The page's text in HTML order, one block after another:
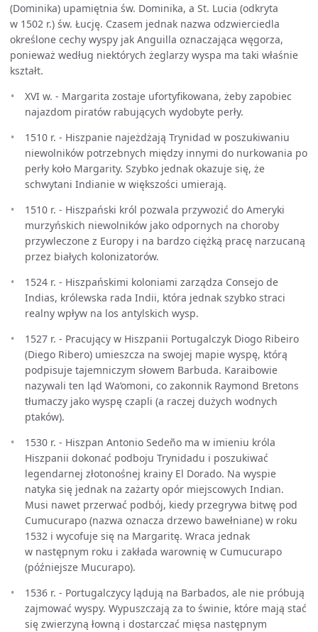
(Dominika) upamiętnia św. Dominika, a St. Lucia (odkryta
w 1502 r.) św. Łucję. Czasem jednak nazwa odzwierciedla
określone cechy wyspy jak Anguilla oznaczająca węgorza,
ponieważ według niektórych żeglarzy wyspa ma taki właśnie
kształt.
XVI w. - Margarita zostaje ufortyfikowana, żeby zapobiec
najazdom piratów rabujących wydobyte perły.
1510 r. - Hiszpanie najeżdżają Trynidad w poszukiwaniu
niewolników potrzebnych między innymi do nurkowania po
perły koło Margarity. Szybko jednak okazuje się, że
schwytani Indianie w większości umierają.
1510 r. - Hiszpański król pozwala przywozić do Ameryki
murzyńskich niewolników jako odpornych na choroby
przywleczone z Europy i na bardzo ciężką pracę narzucaną
przez białych kolonizatorów.
1524 r. - Hiszpańskimi koloniami zarządza Consejo de
Indias, królewska rada Indii, która jednak szybko straci
realny wpływ na los antylskich wysp.
1527 r. - Pracujący w Hiszpanii Portugalczyk Diogo Ribeiro
(Diego Ribero) umieszcza na swojej mapie wyspę, którą
podpisuje tajemniczym słowem Barbuda. Karaibowie
nazywali ten ląd Wa’omoni, co zakonnik Raymond Bretons
tłumaczy jako wyspę czapli (a raczej dużych wodnych
ptaków).
1530 r. - Hiszpan Antonio Sedeño ma w imieniu króla
Hiszpanii dokonać podboju Trynidadu i poszukiwać
legendarnej złotonośnej krainy El Dorado. Na wyspie
natyka się jednak na zażarty opór miejscowych Indian.
Musi nawet przerwać podbój, kiedy przegrywa bitwę pod
Cumucurapo (nazwa oznacza drzewo bawełniane) w roku
1532 i wycofuje się na Margaritę. Wraca jednak
w następnym roku i zakłada warownię w Cumucurapo
(późniejsze Mucurapo).
1536 r. - Portugalczycy lądują na Barbados, ale nie próbują
zajmować wyspy. Wypuszczają za to świnie, które mają stać
się zwierzyną łowną i dostarczać mięsa następnym